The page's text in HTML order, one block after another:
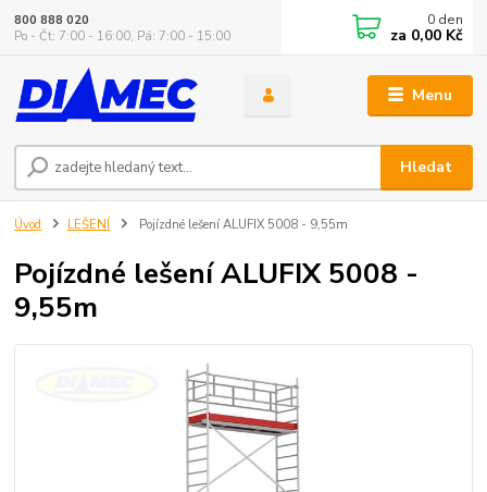
Menu
Hledat
800 888 020
Po - Čt: 7:00 - 16:00, Pá: 7:00 - 15:00
0 den
za 0,00 Kč
Úvod LEŠENÍ Pojízdné lešení ALUFIX 5008 - 9,55m
Pojízdné lešení ALUFIX 5008 -
9,55m